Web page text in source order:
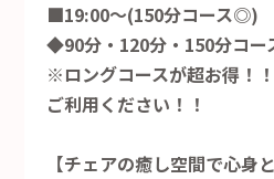
■19:00～(150分コース◎)
◆90分・120分・150分コ
※ロングコースが超お得！
ご利用ください！！
【チェアの癒し空間で心身